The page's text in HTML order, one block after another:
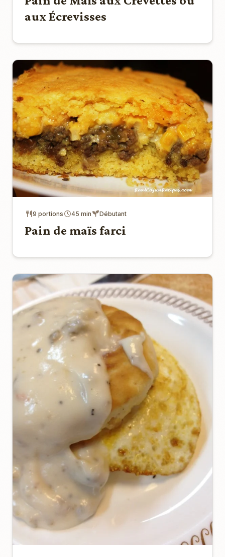
aux Écrevisses
9 portions 45 min Débutant
Pain de maïs farci